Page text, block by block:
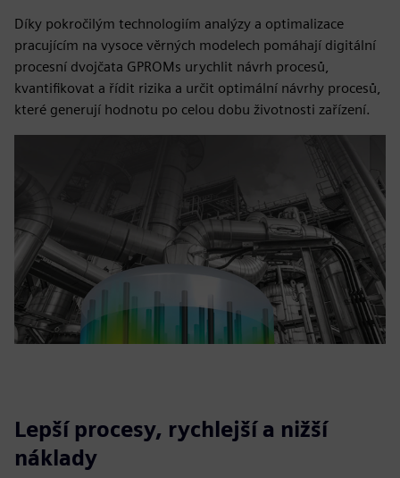
Díky pokročilým technologiím analýzy a optimalizace
pracujícím na vysoce věrných modelech pomáhají digitální
procesní dvojčata GPROMs urychlit návrh procesů,
kvantifikovat a řídit rizika a určit optimální návrhy procesů,
které generují hodnotu po celou dobu životnosti zařízení.
Lepší procesy, rychlejší a nižší
náklady